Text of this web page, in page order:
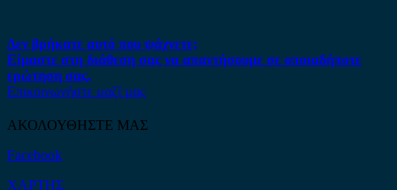
Δεν βρήκατε αυτό που ψάχνετε;
Είμαστε στη διάθεση σας να απαντήσουμε σε οποιαδήποτε
ερώτηση σας.
Επικοινωνήστε μαζί μας
ΑΚΟΛΟΥΘΗΣΤΕ ΜΑΣ
Facebook
ΧΑΡΤΗΣ